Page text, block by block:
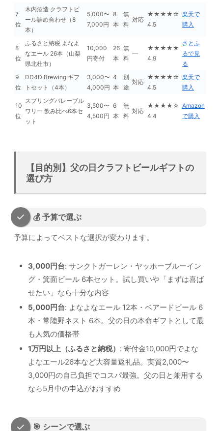
7
位
木内酒造 クラフトビ
ール詰め合わせ（8
本）
5,000〜
7,000円
8
本
無
料
対応
★★★★☆
4.5
楽天で
購入
8
位
ふるさと納税 よなよ
なエール 26本（山梨
県北杜市）
10,000
円寄付
26
本
無
料
—
★★★★★
4.9
さとふ
るで見
る
9
位
DD4D Brewing ギフ
トセット（4本）
3,000〜
4,000円
4
本
別
途
対応
★★★★☆
4.5
楽天で
購入
10
位
スプリングバレーブル
ワリー 飲み比べ6本セ
ット
3,500〜
4,500円
6
本
無
料
対応
★★★★☆
4.4
Amazon
で購入
【目的別】父の日クラフトビールギフトの
選び方
💰 予算で選ぶ
予算によってベストな選択が変わります。
3,000円台: サンクトガーレン・ヤッホーブルーイン
グ・箕面ビール 6本セット。試し買いや「まずは喜ば
せたい」なら十分な内容
5,000円台: よなよなエール 12本・ベアードビール 6
本・常陸野ネスト 6本。父の日の本命ギフトとして最
も人気の価格帯
1万円以上（ふるさと納税） : 寄付金10,000円でよな
よなエール26本など大容量返礼品。実質2,000〜
3,000円の自己負担でコスパ最強。父の日と兼用する
なら5月中の申込がおすすめ
🎯 シーンで選ぶ